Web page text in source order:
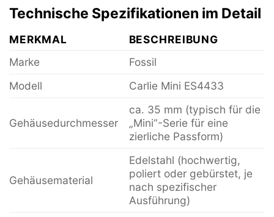
Technische Spezifikationen im Detail
MERKMAL
BESCHREIBUNG
Marke
Fossil
Modell
Carlie Mini ES4433
Gehäusedurchmesser
ca. 35 mm (typisch für die
„Mini“-Serie für eine
zierliche Passform)
Gehäusematerial
Edelstahl (hochwertig,
poliert oder gebürstet, je
nach spezifischer
Ausführung)